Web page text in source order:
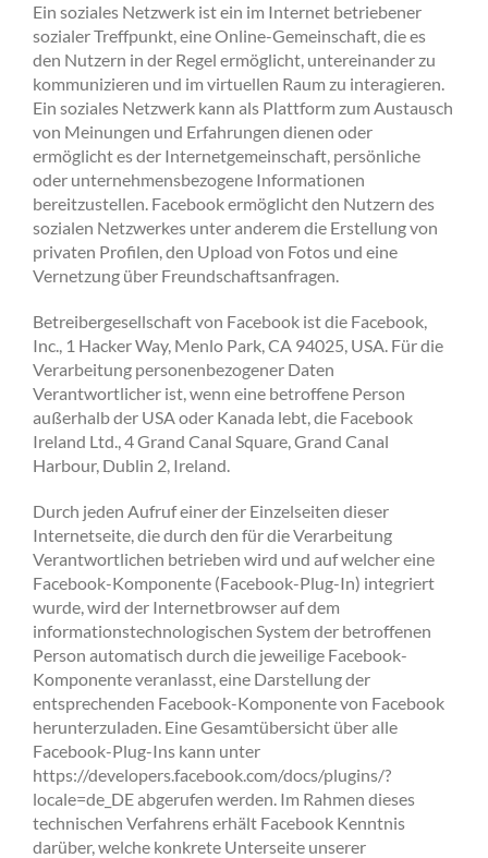
Ein soziales Netzwerk ist ein im Internet betriebener
sozialer Treffpunkt, eine Online-Gemeinschaft, die es
den Nutzern in der Regel ermöglicht, untereinander zu
kommunizieren und im virtuellen Raum zu interagieren.
Ein soziales Netzwerk kann als Plattform zum Austausch
von Meinungen und Erfahrungen dienen oder
ermöglicht es der Internetgemeinschaft, persönliche
oder unternehmensbezogene Informationen
bereitzustellen. Facebook ermöglicht den Nutzern des
sozialen Netzwerkes unter anderem die Erstellung von
privaten Profilen, den Upload von Fotos und eine
Vernetzung über Freundschaftsanfragen.
Betreibergesellschaft von Facebook ist die Facebook,
Inc., 1 Hacker Way, Menlo Park, CA 94025, USA. Für die
Verarbeitung personenbezogener Daten
Verantwortlicher ist, wenn eine betroffene Person
außerhalb der USA oder Kanada lebt, die Facebook
Ireland Ltd., 4 Grand Canal Square, Grand Canal
Harbour, Dublin 2, Ireland.
Durch jeden Aufruf einer der Einzelseiten dieser
Internetseite, die durch den für die Verarbeitung
Verantwortlichen betrieben wird und auf welcher eine
Facebook-Komponente (Facebook-Plug-In) integriert
wurde, wird der Internetbrowser auf dem
informationstechnologischen System der betroffenen
Person automatisch durch die jeweilige Facebook-
Komponente veranlasst, eine Darstellung der
entsprechenden Facebook-Komponente von Facebook
herunterzuladen. Eine Gesamtübersicht über alle
Facebook-Plug-Ins kann unter
https://developers.facebook.com/docs/plugins/?
locale=de_DE abgerufen werden. Im Rahmen dieses
technischen Verfahrens erhält Facebook Kenntnis
darüber, welche konkrete Unterseite unserer